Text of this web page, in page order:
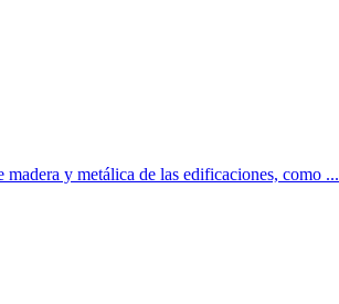
y metálica de las edificaciones, como ...